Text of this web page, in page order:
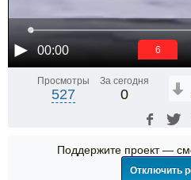
00:00 6
Просмотры
527
За сегодня
0
Поддержите проект —
Отключить